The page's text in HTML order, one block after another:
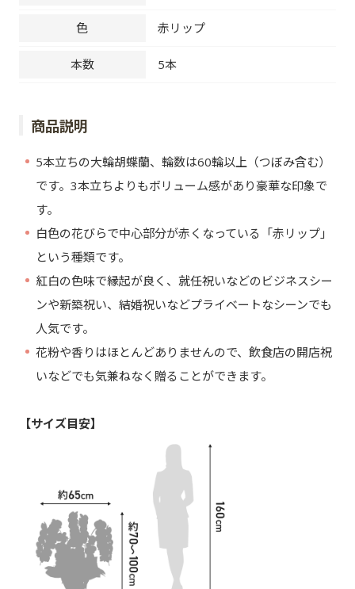
色 赤リップ
本数 5本
商品説明
5本立ちの大輪胡蝶蘭、輪数は60輪以上（つぼみ含む）
です。3本立ちよりもボリューム感があり豪華な印象で
す。
白色の花びらで中心部分が赤くなっている「赤リップ」
という種類です。
紅白の色味で縁起が良く、就任祝いなどのビジネスシー
ンや新築祝い、結婚祝いなどプライベートなシーンでも
人気です。
花粉や香りはほとんどありませんので、飲食店の開店祝
いなどでも気兼ねなく贈ることができます。
【サイズ目安】